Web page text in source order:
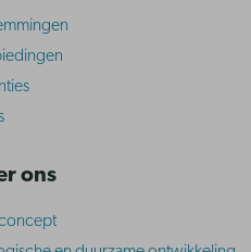
ons